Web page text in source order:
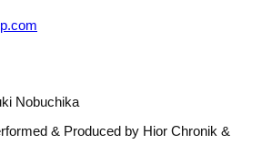
Nobuchika
& Produced by Hior Chronik &